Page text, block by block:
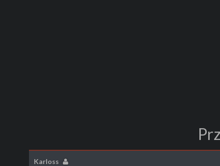
Karloss